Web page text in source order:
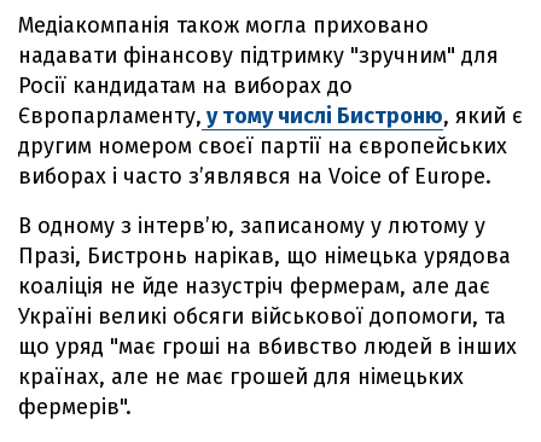
Медіакомпанія також могла приховано
надавати фінансову підтримку "зручним" для
Росії кандидатам на виборах до
Європарламенту, у тому числі Бистроню, який є
другим номером своєї партії на європейських
виборах і часто з’являвся на Voice of Europe.
В одному з інтерв’ю, записаному у лютому у
Празі, Бистронь нарікав, що німецька урядова
коаліція не йде назустріч фермерам, але дає
Україні великі обсяги військової допомоги, та
що уряд "має гроші на вбивство людей в інших
країнах, але не має грошей для німецьких
фермерів".